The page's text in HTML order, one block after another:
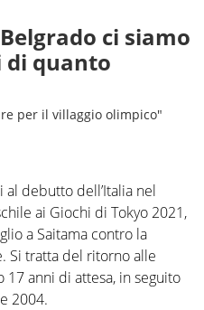
ci siamo
quanto
per il villaggio olimpico"
debutto dell’Italia nel
ai Giochi di Tokyo 2021,
a Saitama contro la
Si tratta del ritorno alle
anni di attesa, in seguito
2004.